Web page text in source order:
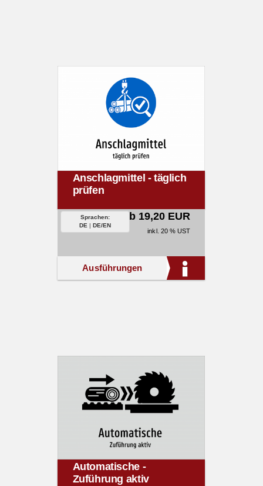
Anschlagmittel - täglich
prüfen
Sprachen:
DE | DE/EN
ab 19,20 EUR
inkl. 20 % UST
Ausführungen
Automatische -
Zuführung aktiv